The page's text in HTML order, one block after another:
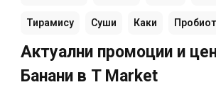
Тирамису Суши Каки
Актуални промоции и
Банани в T Market